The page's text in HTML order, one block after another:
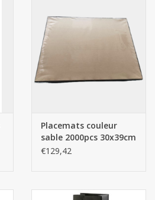
Placemats couleur
sable 2000pcs 30x39cm
€129,42